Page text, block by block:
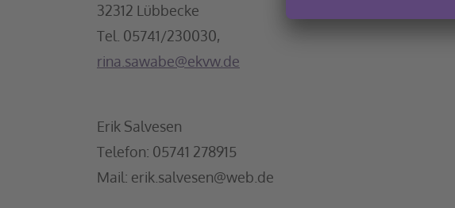
32312 Lübbecke
Tel. 05741/230030,
rina.sawabe@ekvw.de
Erik Salvesen
Telefon: 05741 278915
Mail: erik.salvesen@web.de